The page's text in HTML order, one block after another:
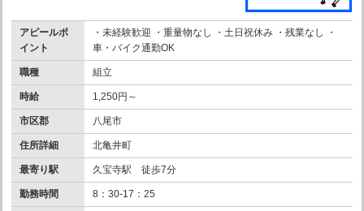
アピールポ
イント
・未経験歓迎 ・重量物なし ・土日祝休み ・残業なし ・
車・バイク通勤OK
職種 組立
時給 1,250円～
市区郡 八尾市
住所詳細 北亀井町
最寄り駅 久宝寺駅 徒歩7分
勤務時間 8：30-17：25